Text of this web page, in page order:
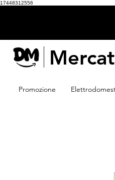
17448312556
Promozione